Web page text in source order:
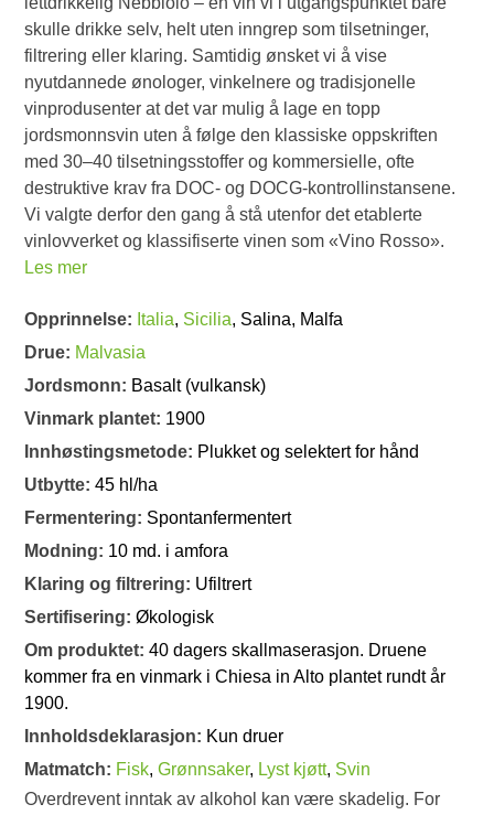
skulle drikke selv, helt uten inngrep som tilsetninger,
filtrering eller klaring. Samtidig ønsket vi å vise
nyutdannede ønologer, vinkelnere og tradisjonelle
vinprodusenter at det var mulig å lage en topp
jordsmonnsvin uten å følge den klassiske oppskriften
med 30–40 tilsetningsstoffer og kommersielle, ofte
destruktive krav fra DOC- og DOCG-kontrollinstansene.
Vi valgte derfor den gang å stå utenfor det etablerte
vinlovverket og klassifiserte vinen som «Vino Rosso».
Les mer
Opprinnelse: Italia, Sicilia, Salina, Malfa
Drue: Malvasia
Jordsmonn: Basalt (vulkansk)
Vinmark plantet: 1900
Innhøstingsmetode: Plukket og selektert for hånd
Utbytte:45 hl/ha
Fermentering: Spontanfermentert
Modning: 10 md. i amfora
Klaring og filtrering: Ufiltrert
Sertifisering:Økologisk
Om produktet:40 dagers skallmaserasjon. Druene
kommer fra en vinmark i Chiesa in Alto plantet rundt år
1900.
Innholdsdeklarasjon: Kun druer
Matmatch: Fisk,Grønnsaker, Lyst kjøtt, Svin
Overdrevent inntak av alkohol kan være skadelig. For